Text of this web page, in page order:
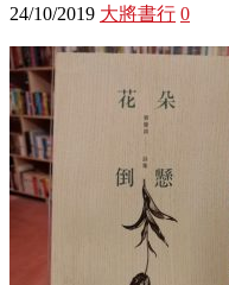
24/10/2019 大將書行 0